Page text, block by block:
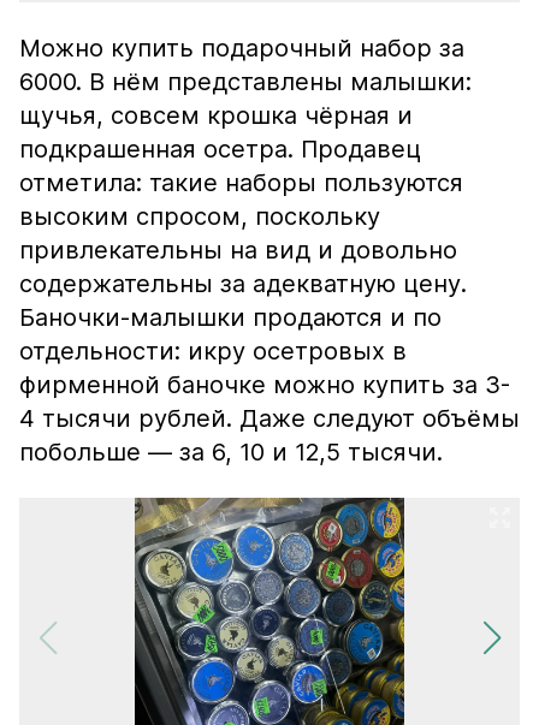
Можно купить подарочный набор за
6000. В нём представлены малышки:
щучья, совсем крошка чёрная и
подкрашенная осетра. Продавец
отметила: такие наборы пользуются
высоким спросом, поскольку
привлекательны на вид и довольно
содержательны за адекватную цену.
Баночки-малышки продаются и по
отдельности: икру осетровых в
фирменной баночке можно купить за 3-
4 тысячи рублей. Даже следуют объёмы
побольше — за 6, 10 и 12,5 тысячи.